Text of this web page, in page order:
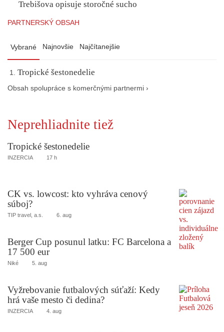
Trebišova opisuje storočné sucho
PARTNERSKÝ OBSAH
Vybrané Najnovšie Najčítanejšie
Tropické šestonedelie
Obsah spolupráce s komerčnými partnermi ›
Neprehliadnite tiež
Tropické šestonedelie
INZERCIA 17 h
CK vs. lowcost: kto vyhráva cenový
súboj?
TIP travel, a.s. 6. aug
Berger Cup posunul latku: FC Barcelona a
17 500 eur
Niké 5. aug
Vyžrebovanie futbalových súťaží: Kedy
hrá vaše mesto či dedina?
INZERCIA 4. aug